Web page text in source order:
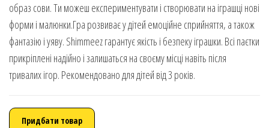
образ сови. Ти можеш експериментувати і створювати на іграшці нові
форми і малюнки.Гра розвиває у дітей емоційне сприйняття, а також
фантазію і уяву. Shimmeez гарантує якість і безпеку іграшки. Всi паєтки
прикріплені надійно і залишаться на своєму місці навіть після
тривалих ігор. Рекомендовано для дітей від 3 років.
Придбати товар